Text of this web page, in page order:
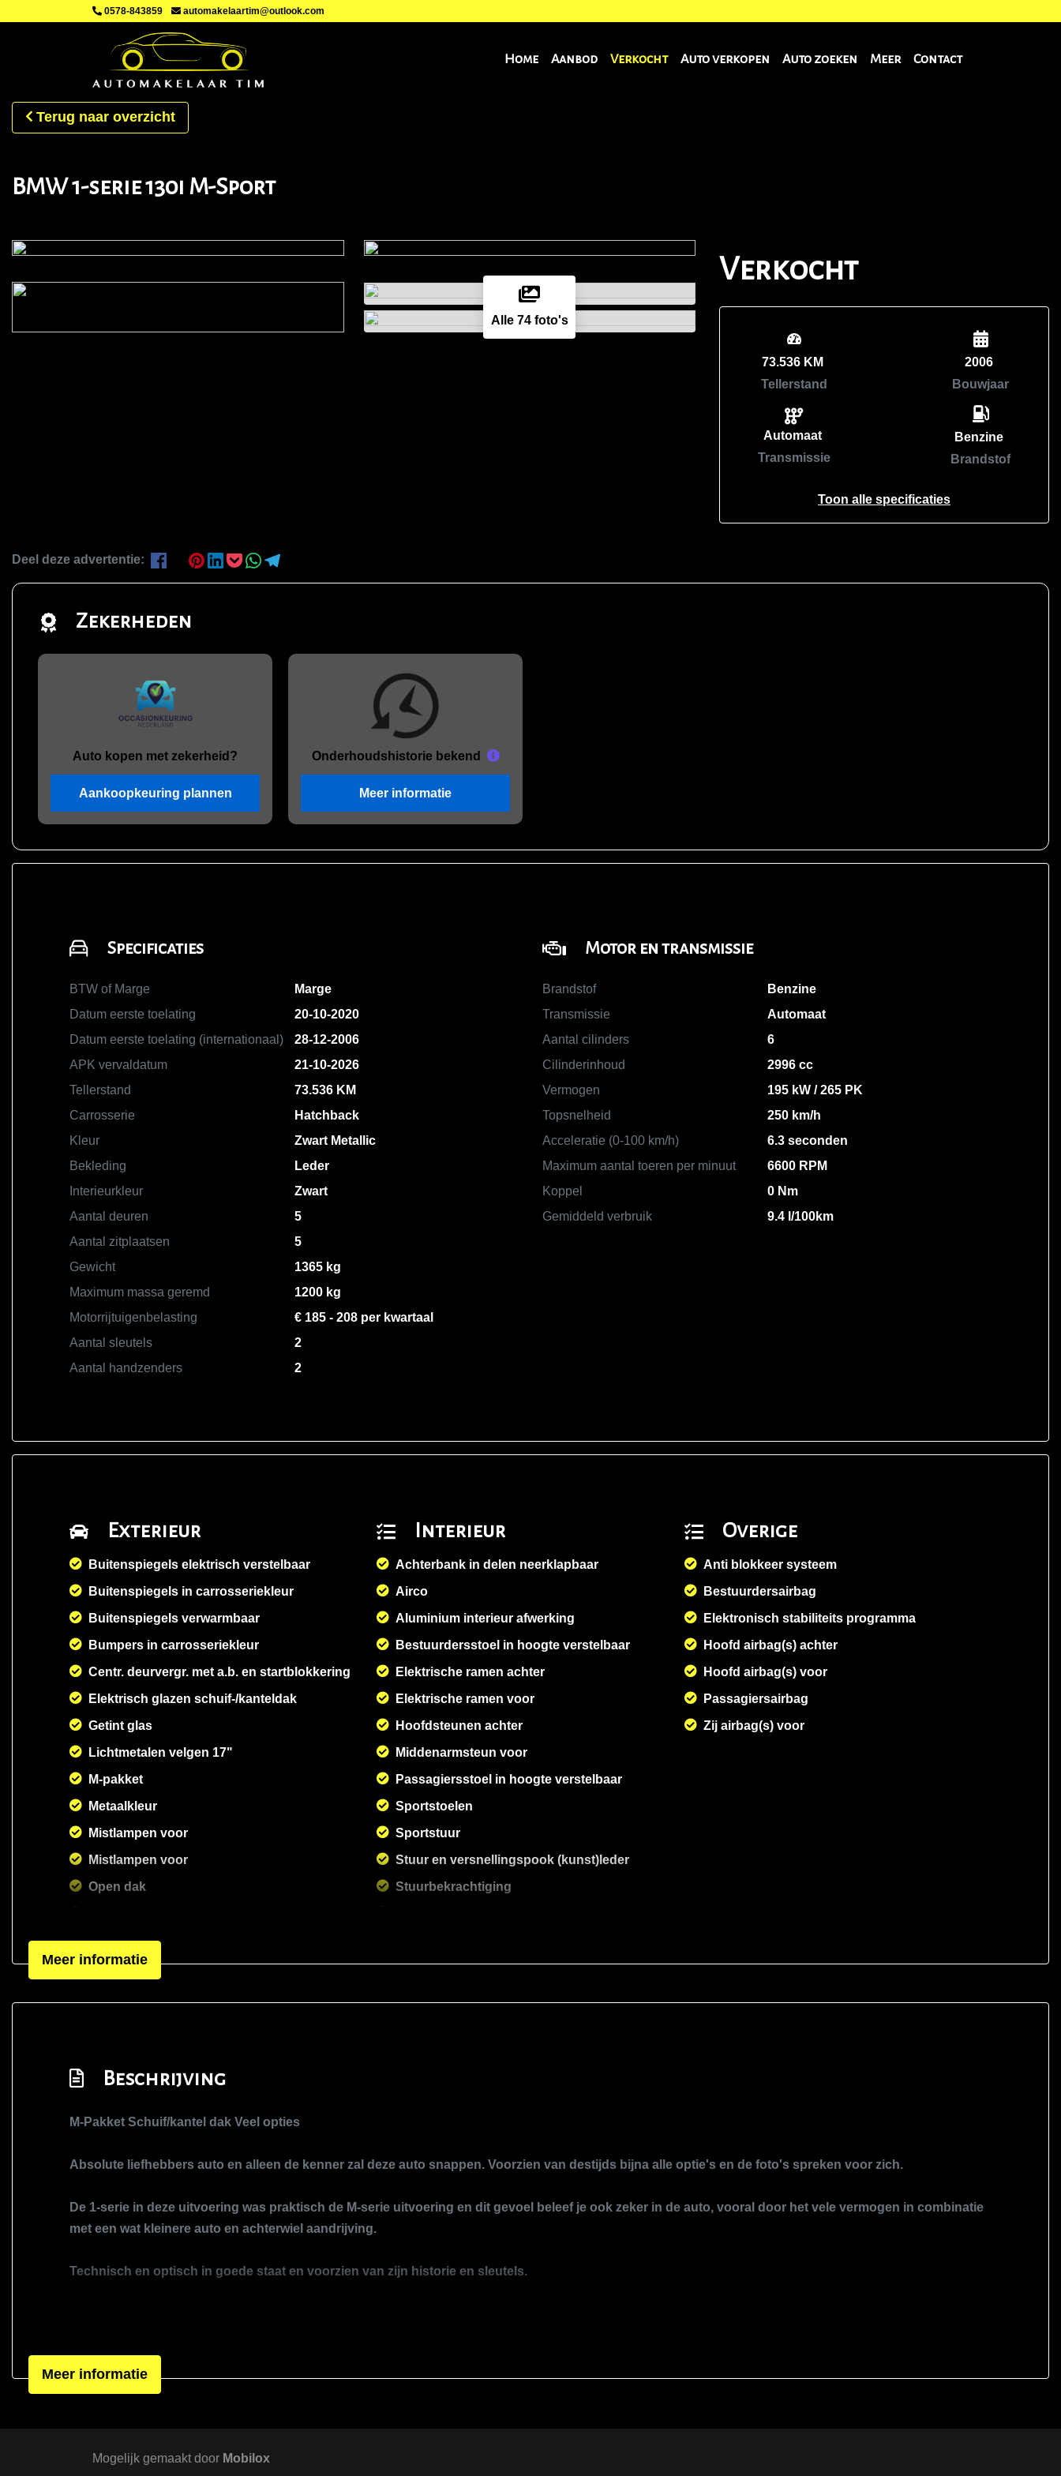
0578-843859 automakelaartim@outlook.com
Home Aanbod Verkocht Auto verkopen Auto zoeken Meer Contact
Terug naar overzicht
BMW 1-serie 130i M-Sport
Alle 74 foto's
Verkocht
73.536 KM
Tellerstand
Automaat
Transmissie
2006
Bouwjaar
Benzine
Brandstof
Toon alle specificaties
Deel deze advertentie:
Zekerheden
Auto kopen met zekerheid?
Aankoopkeuring plannen
Onderhouds historie bekend
Meer informatie
Specificaties
BTW of Marge
Marge
Datum eerste toelating
20-10-2020
Datum eerste toelating (internationaal)
28-12-2006
APK vervaldatum
21-10-2026
Tellerstand
73.536 KM
Carrosserie
Hatchback
Kleur
Zwart Metallic
Bekleding
Leder
Interieurkleur
Zwart
Aantal deuren
5
Aantal zitplaatsen
5
Gewicht
1365 kg
Maximum massa geremd
1200 kg
Motorrijtuigenbelasting
€ 185 - 208 per kwartaal
Aantal sleutels
2
Aantal handzenders
2
Motor en transmissie
Brandstof
Benzine
Transmissie
Automaat
Aantal cilinders
6
Cilinderinhoud
2996 cc
Vermogen
195 kW / 265 PK
Topsnelheid
250 km/h
Acceleratie (0-100 km/h)
6.3 seconden
Maximum aantal toeren per minuut
6600 RPM
Koppel
0 Nm
Gemiddeld verbruik
9.4 l/100km
Exterieur
Buitenspiegels elektrisch verstelbaar
Buitenspiegels in carrosseriekleur
Buitenspiegels verwarmbaar
Bumpers in carrosseriekleur
Centr. deurvergr. met a.b. en startblokkering
Elektrisch glazen schuif-/kanteldak
Getint glas
Lichtmetalen velgen 17"
M-pakket
Metaalkleur
Mistlampen voor
Mistlampen voor
Open dak
Sportonderstel
Sportvelgen
Interieur
Achterbank in delen neerklapbaar
Airco
Aluminium interieur afwerking
Bestuurdersstoel in hoogte verstelbaar
Elektrische ramen achter
Elektrische ramen voor
Hoofdsteunen achter
Middenarmsteun voor
Passagiersstoel in hoogte verstelbaar
Sportstoelen
Sportstuur
Stuur en versnellingspook (kunst)leder
Stuurbekrachtiging
Voorstoelen verwarmd
Overige
Anti blokkeer systeem
Bestuurdersairbag
Elektronisch stabiliteits programma
Hoofd airbag(s) achter
Hoofd airbag(s) voor
Passagiersairbag
Zij airbag(s) voor
Meer informatie
Beschrijving
M-Pakket Schuif/kantel dak Veel opties
Absolute liefhebbers auto en alleen de kenner zal deze auto snappen. Voorzien van destijds bijna alle optie's en de foto's spreken voor zich.
De 1-serie in deze uitvoering was praktisch de M-serie uitvoering en dit gevoel beleef je ook zeker in de auto, vooral door het vele vermogen in combinatie
met een wat kleinere auto en achterwiel aandrijving.
Technisch en optisch in goede staat en voorzien van zijn historie en sleutels.
Geen verborgen gebreken — altijd duidelijk
Meer informatie
Mogelijk gemaakt door Mobilox